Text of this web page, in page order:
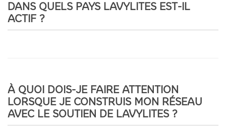
DANS QUELS PAYS LAVYLITES EST-IL
ACTIF ?
À QUOI DOIS-JE FAIRE ATTENTION
LORSQUE JE CONSTRUIS MON RÉSEAU
AVEC LE SOUTIEN DE LAVYLITES ?